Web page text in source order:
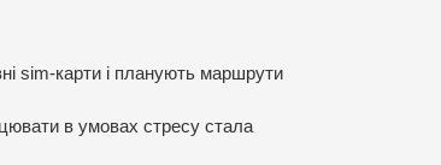
sim-карти і планують маршрути
в умовах стресу стала